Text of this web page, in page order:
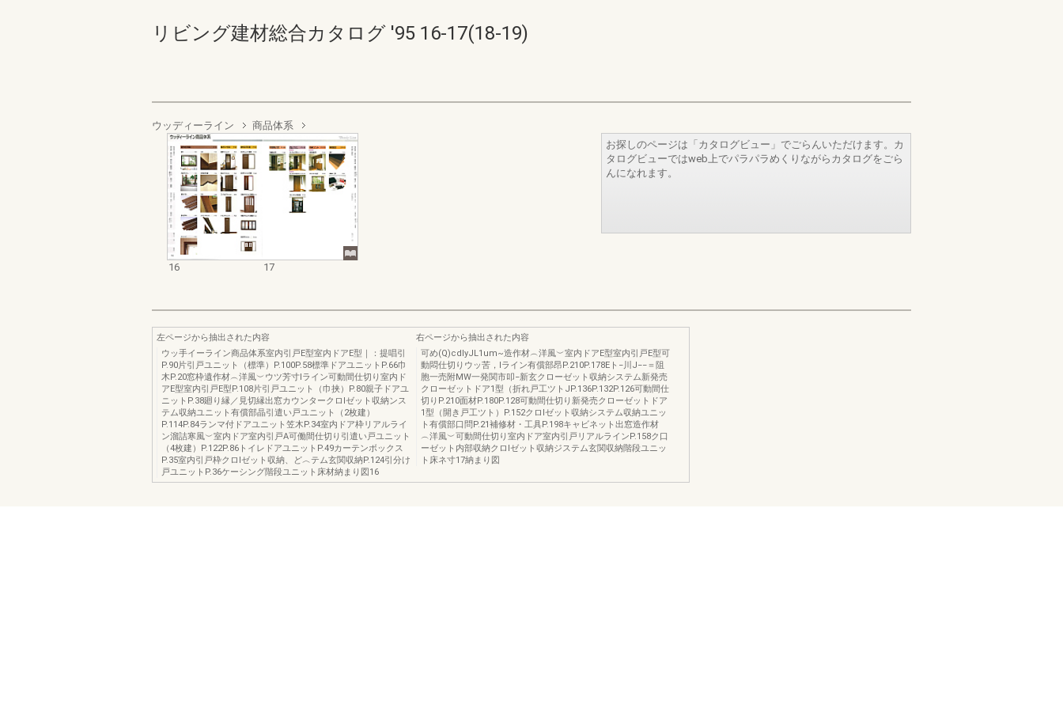
リビング建材総合カタログ '95 16-17(18-19)
ウッディーライン 商品体系
16 17
お探しのページは「カタログビュー」でごらんいただけます。カ
タログビューではweb上でパラパラめくりながらカタログをごら
んになれます。
左ページから抽出された内容
ウッ手イーライン商品体系室内引戸E型室内ドアE型｜：提唱引
P.90片引戸ユニット（標準）P.100P.58標準ドアユニットP.66巾
木P.20窓枠遺作材︵洋風︶ウツ芳寸lライン可動間仕切り室内ド
アE型室内引戸E型P.108片引戸ユニット（巾挟）P.80親子ドアユ
ニットP.38廻り縁／見切縁出窓カウンタークロlゼット収納ンス
テム収納ユニット有償部晶引遣い戸ユニット（2枚建）
P.114P.84ランマ付ドアユニット笠木P.34室内ドア枠リアルライ
ン溜詰寒風︶室内ドア室内引戸A可働間仕切り引遣い戸ユニット
（4枚建）P.122P.86トイレドアユニットP.49カーテンボックス
P.35室内引戸枠クロlゼット収納、ど︿テム玄関収納P.124引分け
戸ユニットP.36ケーシング階段ユニット床材納まり図16
右ページから抽出された内容
可め(Q)cdlyJL1um~造作材︵洋風︶室内ドアE型室内引戸E型可
動悶仕切りウッ苦，lライン有償部昂P.210P.178Eト−川J−−＝阻
胞一売附MW一発関市叩−新玄クローゼット収納システム新発売
クローゼットドア1型（折れ戸工ツトJP.136P.132P.126可動間仕
切りP.210面材P.180P.128可動間仕切り新発売クローゼットドア
1型（開き戸工ツト）P.152クロlゼット収納システム収納ユニッ
ト有償部口問P.21補修材・工具P.198キャビネット出窓造作材
︵洋風︶可動間仕切り室内ドア室内引戸リアルラインP.158ク口
ーゼット内部収納クロlゼット収納ジステム玄関収納階段ユニッ
ト床ネ寸17納まり図